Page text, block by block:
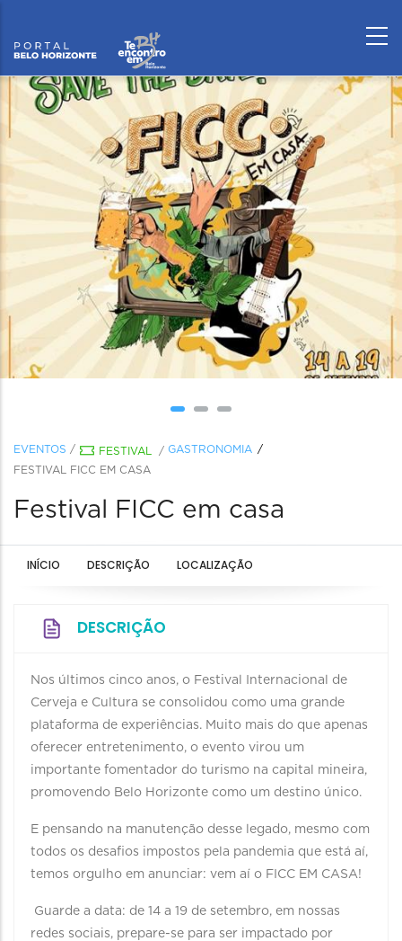
EVENTOS / FESTIVAL / GASTRONOMIA
FESTIVAL FICC EM CASA
Festival FICC em casa
INÍCIO DESCRIÇÃO LOCALIZAÇÃO
DESCRIÇÃO
Nos últimos cinco anos, o Festival Internacional de
Cerveja e Cultura se consolidou como uma grande
plataforma de experiências. Muito mais do que apenas
oferecer entretenimento, o evento virou um
importante fomentador do turismo na capital mineira,
promovendo Belo Horizonte como um destino único.
E pensando na manutenção desse legado, mesmo com
todos os desafios impostos pela pandemia que está aí,
temos orgulho em anunciar: vem aí o FICC EM CASA!
Guarde a data: de 14 a 19 de setembro, em nossas
redes sociais, prepare-se para ser impactado por